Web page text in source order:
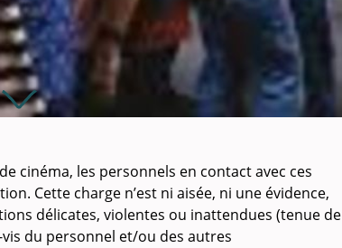
cinéma, les personnels en contact avec ces
Cette charge n’est ni aisée, ni une évidence,
délicates, violentes ou inattendues (tenue de
du personnel et/ou des autres